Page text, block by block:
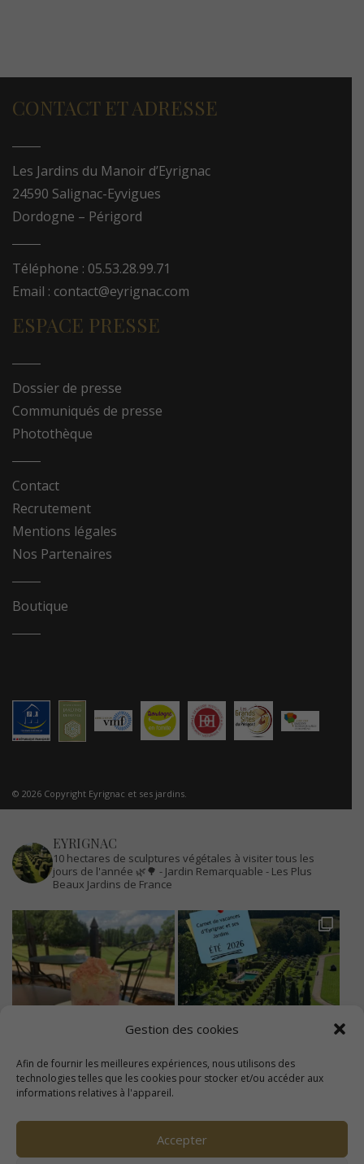
Gestion des cookies
Afin de fournir les meilleures expériences, nous utilisons des
technologies telles que les cookies pour stocker et/ou accéder aux
informations relatives à l'appareil.
Accepter
CONTACT ET ADRESSE
Les Jardins du Manoir d’Eyrignac
24590 Salignac-Eyvigues
Dordogne – Périgord
Téléphone : 05.53.28.99.71
Email : contact@eyrignac.com
ESPACE PRESSE
Dossier de presse
Communiqués de presse
Photothèque
Contact
Recrutement
Mentions légales
Nos Partenaires
Boutique
© 2026 Copyright Eyrignac et ses jardins.
EYRIGNAC
10 hectares de sculptures végétales à visiter tous les
jours de l'année 🌿🌳 - Jardin Remarquable - Les Plus
Beaux Jardins de France